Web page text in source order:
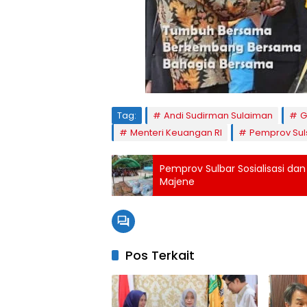
Tag: Andi Sudirman Sulaiman
Menteri Keuangan RI
Pemprov
Pemprov Sulbar Sosialisasi
Majene
Pos Terkait